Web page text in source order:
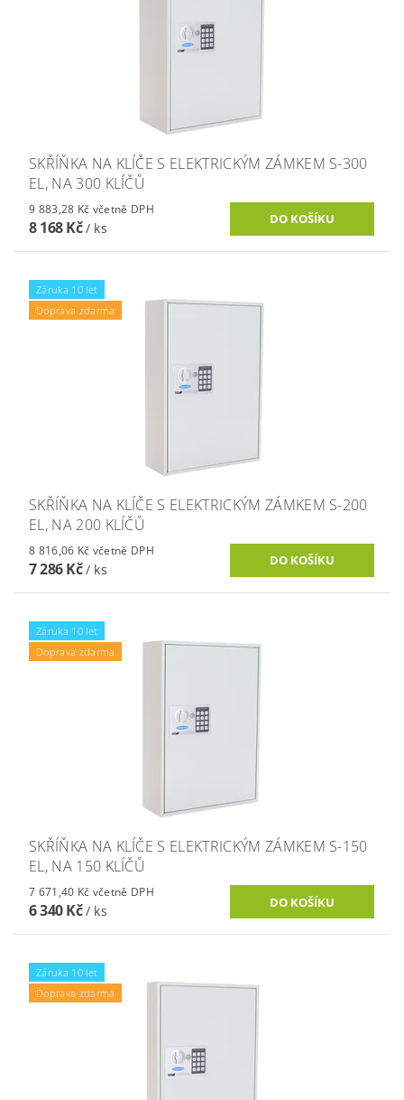
SKŘÍŇKA NA KLÍČE S ELEKTRICKÝM ZÁMKEM S-300
EL, NA 300 KLÍČŮ
9 883,28 Kč včetně DPH
8 168 Kč/ ks
Záruka 10 let
Doprava zdarma
SKŘÍŇKA NA KLÍČE S ELEKTRICKÝM ZÁMKEM S-200
EL, NA 200 KLÍČŮ
8 816,06 Kč včetně DPH
7 286 Kč/ ks
Záruka 10 let
Doprava zdarma
SKŘÍŇKA NA KLÍČE S ELEKTRICKÝM ZÁMKEM S-150
EL, NA 150 KLÍČŮ
7 671,40 Kč včetně DPH
6 340 Kč/ ks
Záruka 10 let
Doprava zdarma